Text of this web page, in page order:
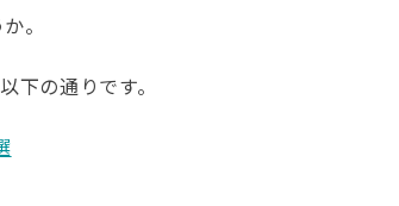
。
下の通りです。